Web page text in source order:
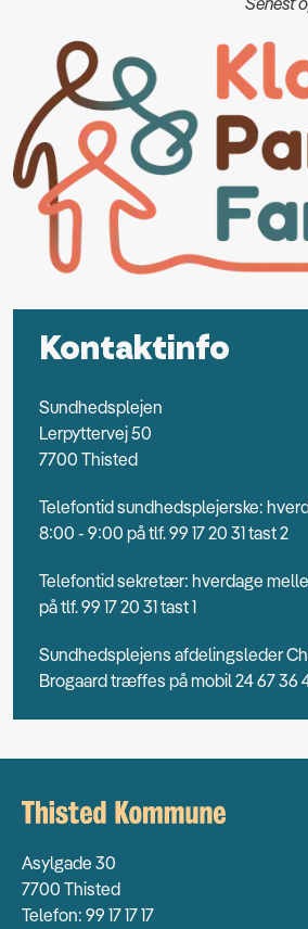
Kontaktinfo
Sundhedsplejen
Lerpyttervej 50
7700 Thisted
Telefontid sundhedsplejerske:
8:00 - 9:00 på tlf. 99 17 20 31 tast 2
Telefontid sekretær: hverdage
på tlf. 99 17 20 31 tast 1
Sundhedsplejens afdelingsleder
Brogaard træffes på mobil 24 67 36
Asylgade 30
7700 Thisted
Telefon: 99 17 17 17